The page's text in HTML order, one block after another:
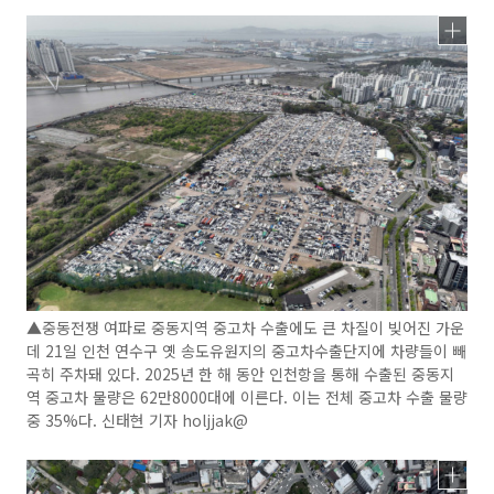
▲중동전쟁 여파로 중동지역 중고차 수출에도 큰 차질이 빚어진 가운
데 21일 인천 연수구 옛 송도유원지의 중고차수출단지에 차량들이 빼
곡히 주차돼 있다. 2025년 한 해 동안 인천항을 통해 수출된 중동지
역 중고차 물량은 62만8000대에 이른다. 이는 전체 중고차 수출 물량
중 35%다. 신태현 기자 holjjak@